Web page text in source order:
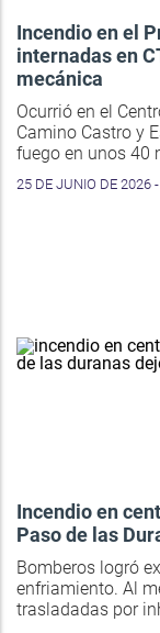
Incendio en el
internadas en
mecánica
Ocurrió en el
Camino Castro y
fuego en unos 40
25 DE JUNIO DE 2026
Incendio en
Paso de las
Bomberos logró
enfriamiento. Al
trasladadas por